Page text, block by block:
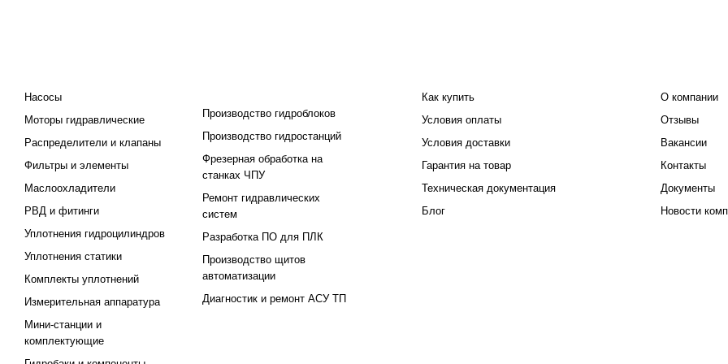
Насосы
Моторы гидравлические
Распределители и клапаны
Фильтры и элементы
Маслоохладители
РВД и фитинги
Уплотнения гидроцилиндров
Уплотнения статики
Комплекты уплотнений
Измерительная аппаратура
Мини-станции и
комплектующие
Производство гидроблоков
Производство гидростанций
Фрезерная обработка на
станках ЧПУ
Ремонт гидравлических
систем
Разработка ПО для ПЛК
Производство щитов
автоматизации
Диагностик и ремонт АСУ ТП
Как купить
Условия оплаты
Условия доставки
Гарантия на товар
Техническая документация
Блог
О компании
Отзывы
Вакансии
Контакты
Документы
Новости